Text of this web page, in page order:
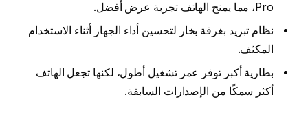
Pro، مما يمنح الهاتف تجربة عرض أفضل.
نظام تبريد بغرفة بخار لتحسين أداء الجهاز أثناء الاستخدام
المكثف.
بطارية أكبر توفر عمر تشغيل أطول، لكنها تجعل الهاتف
أكثر سمكًا من الإصدارات السابقة.